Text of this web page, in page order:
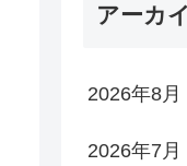
アーカ
2026年8月
2026年7月